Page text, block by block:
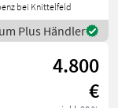
bei Knittelfeld
Plus Händler
4.800
€